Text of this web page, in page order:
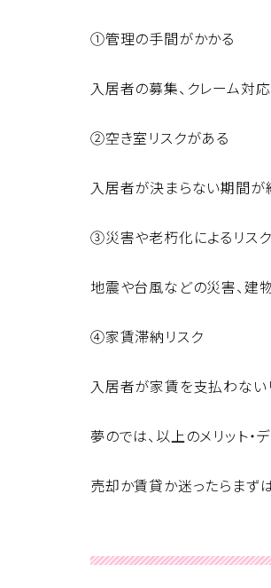
①管理の手間がかかる
入居者の募集、クレーム対
②空き室リスクがある
入居者が決まらない期間が
③災害や老朽化によるリスク
地震や台風などの災害、建
④家賃滞納リスク
入居者が家賃を支払わない
夢のでは、以上のメリット
売却か賃貸か迷ったらまず